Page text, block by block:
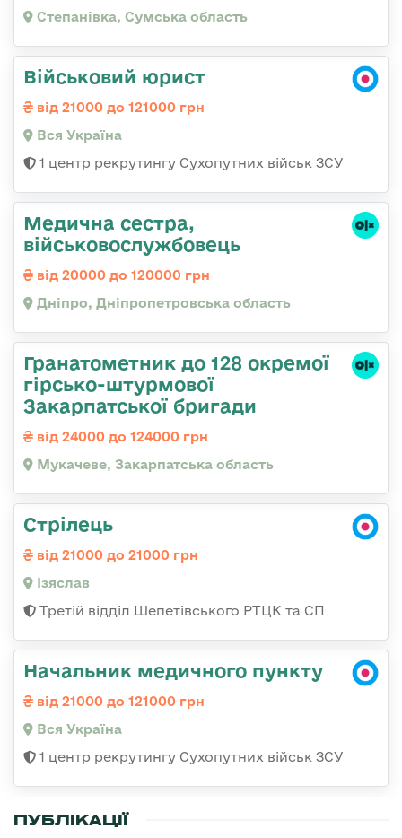
Степанівка, Сумська область
Військовий юрист
від 21000 до 121000 грн
Вся Україна
1 центр рекрутингу Сухопутних військ ЗСУ
Медична сестра,
військовослужбовець
від 20000 до 120000 грн
Дніпро, Дніпропетровська область
Гранатометник до 128 окремої
гірсько-штурмової
Закарпатської бригади
від 24000 до 124000 грн
Мукачеве, Закарпатська область
Стрілець
від 21000 до 21000 грн
Ізяслав
Третій відділ Шепетівського РТЦК та СП
Начальник медичного пункту
від 21000 до 121000 грн
Вся Україна
1 центр рекрутингу Сухопутних військ ЗСУ
ПУБЛІКАЦІЇ